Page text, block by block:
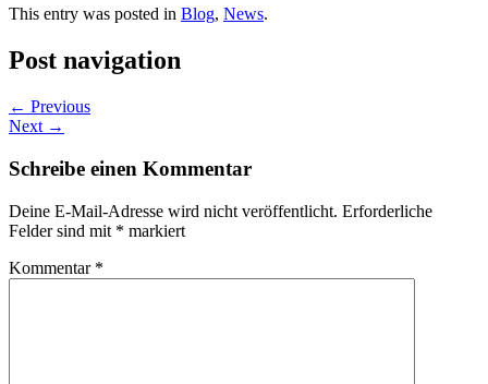
This entry was posted in Blog, News.
Post navigation
← Previous
Next →
Schreibe einen Kommentar
Deine E-Mail-Adresse wird nicht veröffentlicht. Erforderliche
Felder sind mit * markiert
Kommentar *